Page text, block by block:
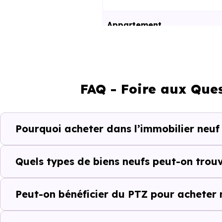
Appartement
Ces prix varient selon la
Le parc résidentiel de
résidences secondaires.
Avec 66.9 % de
complémentaires : un
d'investissement ou d'achat
FAQ - Foire aux
Pourquoi acheter dans l’immobilier
Quels types de biens neufs peut-on
Peut-on bénéficier du PTZ pour acheter